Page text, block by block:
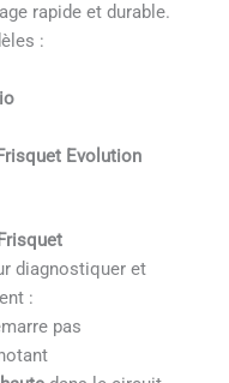
rapide et durable.
:
Evolution
diagnostiquer et
:
pas